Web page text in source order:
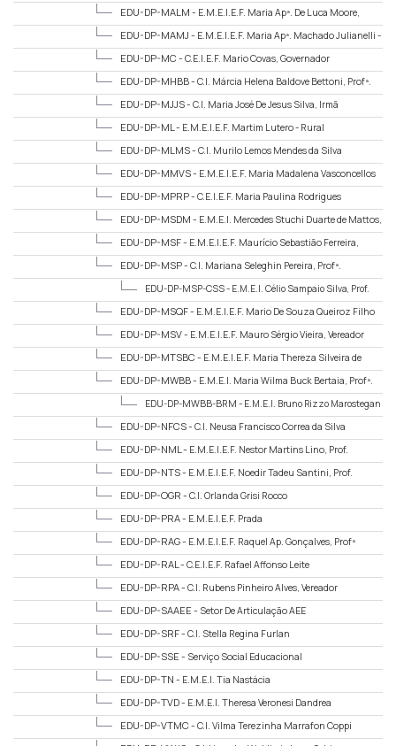
EDU-DP-MALM - E.M.E.I.E.F. Maria Apª. De Luca Moore,
EDU-DP-MAMJ - E.M.E.I.E.F. Maria Apª. Machado Julianelli -
EDU-DP-MC - C.E.I.E.F. Mario Covas, Governador
EDU-DP-MHBB - C.I. Márcia Helena Baldove Bettoni, Profª.
EDU-DP-MJJS - C.I. Maria José De Jesus Silva, Irmã
EDU-DP-ML - E.M.E.I.E.F. Martim Lutero - Rural
EDU-DP-MLMS - C.I. Murilo Lemos Mendes da Silva
EDU-DP-MMVS - E.M.E.I.E.F. Maria Madalena Vasconcellos
EDU-DP-MPRP - C.E.I.E.F. Maria Paulina Rodrigues
Provinciatto, Profª.
EDU-DP-MSDM - E.M.E.I. Mercedes Stuchi Duarte de Mattos,
EDU-DP-MSF - E.M.E.I.E.F. Maurício Sebastião Ferreira,
EDU-DP-MSP - C.I. Mariana Seleghin Pereira, Profª.
EDU-DP-MSP-CSS - E.M.E.I. Célio Sampaio Silva, Prof.
EDU-DP-MSQF - E.M.E.I.E.F. Mario De Souza Queiroz Filho
EDU-DP-MSV - E.M.E.I.E.F. Mauro Sérgio Vieira, Vereador
EDU-DP-MTSBC - E.M.E.I.E.F. Maria Thereza Silveira de
EDU-DP-MWBB - E.M.E.I. Maria Wilma Buck Bertaia, Profª.
EDU-DP-MWBB-BRM - E.M.E.I. Bruno Rizzo Marostegan
EDU-DP-NFCS - C.I. Neusa Francisco Correa da Silva
EDU-DP-NML - E.M.E.I.E.F. Nestor Martins Lino, Prof.
EDU-DP-NTS - E.M.E.I.E.F. Noedir Tadeu Santini, Prof.
EDU-DP-OGR - C.I. Orlanda Grisi Rocco
EDU-DP-PRA - E.M.E.I.E.F. Prada
EDU-DP-RAG - E.M.E.I.E.F. Raquel Ap. Gonçalves, Profª
EDU-DP-RAL - C.E.I.E.F. Rafael Affonso Leite
EDU-DP-RPA - C.I. Rubens Pinheiro Alves, Vereador
EDU-DP-SAAEE - Setor De Articulação AEE
EDU-DP-SRF - C.I. Stella Regina Furlan
EDU-DP-SSE - Serviço Social Educacional
EDU-DP-TN - E.M.E.I. Tia Nastácia
EDU-DP-TVD - E.M.E.I. Theresa Veronesi Dandrea
EDU-DP-VTMC - C.I. Vilma Terezinha Marrafon Coppi